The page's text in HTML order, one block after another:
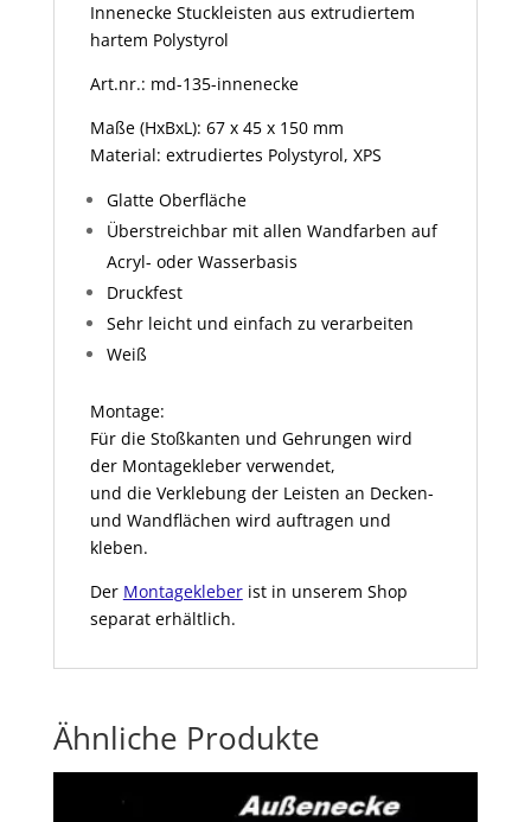
Innenecke Stuckleisten aus extrudiertem
hartem Polystyrol
Art.nr.: md-135-innenecke
Maße (HxBxL): 67 x 45 x 150 mm
Material: extrudiertes Polystyrol, XPS
Glatte Oberfläche
Überstreichbar mit allen Wandfarben auf
Acryl- oder Wasserbasis
Druckfest
Sehr leicht und einfach zu verarbeiten
Weiß
Montage:
Für die Stoßkanten und Gehrungen wird
der Montagekleber verwendet,
und die Verklebung der Leisten an Decken-
und Wandflächen wird auftragen und
kleben.
Der Montagekleberist in unserem Shop
separat erhältlich.
Ähnliche Produkte